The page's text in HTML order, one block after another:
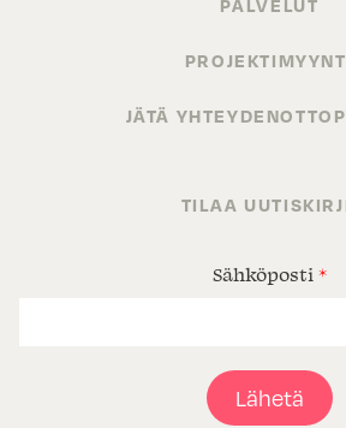
PALVELUT
JÄTÄ
TILAA
Sähköposti *
Lähetä